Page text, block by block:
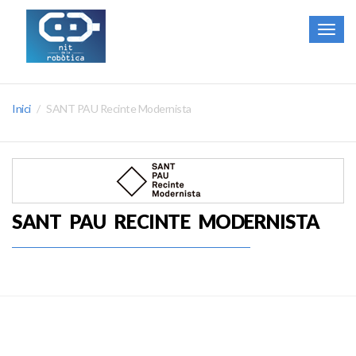
Inici SANT PAU Recinte Modernista
SANT PAU RECINTE MODERNISTA